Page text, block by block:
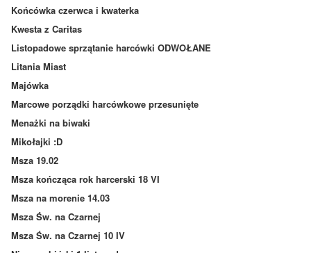
Końcówka czerwca i kwaterka
Kwesta z Caritas
Listopadowe sprzątanie harcówki ODWOŁANE
Litania Miast
Majówka
Marcowe porządki harcówkowe przesunięte
Menażki na biwaki
Mikołajki :D
Msza 19.02
Msza kończąca rok harcerski 18 VI
Msza na morenie 14.03
Msza Św. na Czarnej
Msza Św. na Czarnej 10 IV